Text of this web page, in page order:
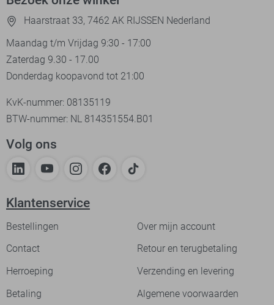
Haarstraat 33, 7462 AK RIJSSEN Nederland
Maandag t/m Vrijdag 9:30 - 17:00
Zaterdag 9.30 - 17.00
Donderdag koopavond tot 21:00
KvK-nummer: 08135119
BTW-nummer: NL 814351554.B01
Volg ons
Klantenservice
Bestellingen
Over mijn account
Contact
Retour en terugbetaling
Herroeping
Verzending en levering
Betaling
Algemene voorwaarden